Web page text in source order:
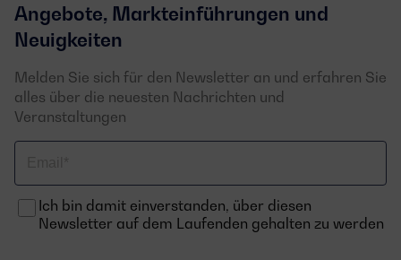
Angebote, Markteinführungen und
Neuigkeiten
Melden Sie sich für den Newsletter an und erfahren Sie
alles über die neuesten Nachrichten und
Veranstaltungen
Ich bin damit einverstanden, über diesen
Newsletter auf dem Laufenden gehalten zu werden